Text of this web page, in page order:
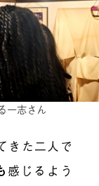
一志さん
きた二人で
感じるよう